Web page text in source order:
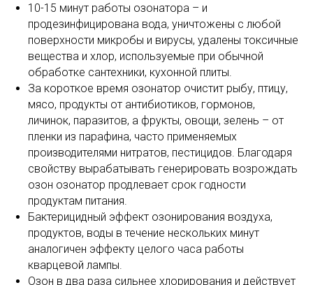
10-15 минут работы озонатора – и
продезинфицирована вода, уничтожены с любой
поверхности микробы и вирусы, удалены токсичные
вещества и хлор, используемые при обычной
обработке сантехники, кухонной плиты.
За короткое время озонатор очистит рыбу, птицу,
мясо, продукты от антибиотиков, гормонов,
личинок, паразитов, а фрукты, овощи, зелень – от
пленки из парафина, часто применяемых
производителями нитратов, пестицидов. Благодаря
свойству вырабатывать генерировать возрождать
озон озонатор продлевает срок годности
продуктам питания.
Бактерицидный эффект озонирования воздуха,
продуктов, воды в течение нескольких минут
аналогичен эффекту целого часа работы
кварцевой лампы.
Озон в два раза сильнее хлорирования и действует